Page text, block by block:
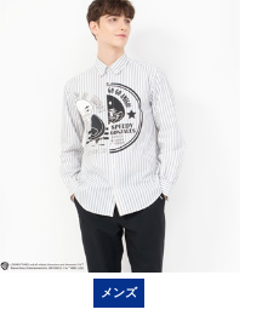
メンズ